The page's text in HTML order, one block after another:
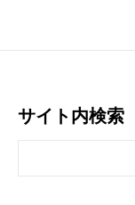
サイト内検索